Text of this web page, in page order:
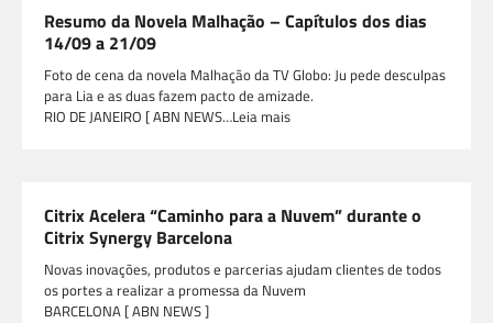
Resumo da Novela Malhação – Capítulos dos dias
14/09 a 21/09
Foto de cena da novela Malhação da TV Globo: Ju pede desculpas
para Lia e as duas fazem pacto de amizade.
RIO DE JANEIRO [ ABN NEWS…Leia mais
Citrix Acelera “Caminho para a Nuvem” durante o
Citrix Synergy Barcelona
Novas inovações, produtos e parcerias ajudam clientes de todos
os portes a realizar a promessa da Nuvem
BARCELONA [ ABN NEWS ]